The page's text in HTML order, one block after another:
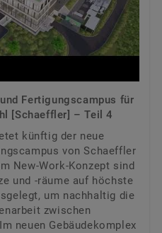
Fertigungscampus für
[Schaeffler] – Teil 4
künftig der neue
von Schaeffler
New-Work-Konzept sind
und -räume auf höchste
um nachhaltig die
zwischen
neuen Gebäudekomplex